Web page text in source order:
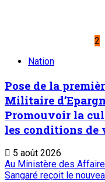
2
Nation
Pose de la
Militaire
Promouvoir la
les conditions de
5 août 2026
Au Ministère des
Sangaré reçoit le